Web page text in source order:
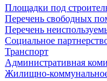
Площадки под
Перечень свободных
Перечень
Социальное
Транспорт
Административная
Жилищно-коммунальное